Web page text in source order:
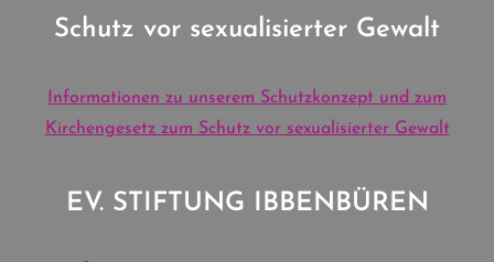
Schutz vor sexualisierter Gewalt
Informationen zu unserem Schutzkonzept und zum
Kirchengesetz zum Schutz vor sexualisierter Gewalt
EV. STIFTUNG IBBENBÜREN